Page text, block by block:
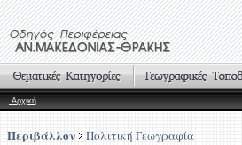
Αρχική
Περιβάλλον Πολιτική Γεωγραφία